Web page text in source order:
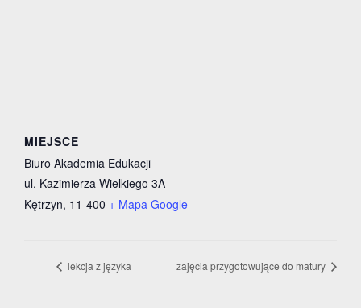
MIEJSCE
Biuro Akademia Edukacji
ul. Kazimierza Wielkiego 3A
Kętrzyn, 11-400 + Mapa Google
lekcja z języka zajęcia przygotowujące do matury